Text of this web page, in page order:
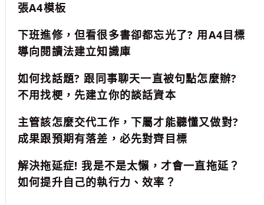
張A4模板
下班進修，但看很多書卻都忘光了? 用A4目標
導向閱讀法建立知識庫
如何找話題? 跟同事聊天一直被句點怎麼辦?
不用找梗，先建立你的談話資本
主管該怎麼交代工作，下屬才能聽懂又做對?
成果跟預期有落差，必先對齊目標
解決拖延症! 我是不是太懶，才會一直拖延？
如何提升自己的執行力、效率？